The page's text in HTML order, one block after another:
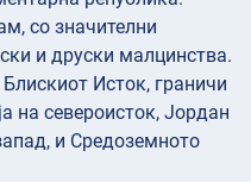
со значителни
и друски малцинства.
Исток, граничи
на североисток, Јордан
и Средоземното